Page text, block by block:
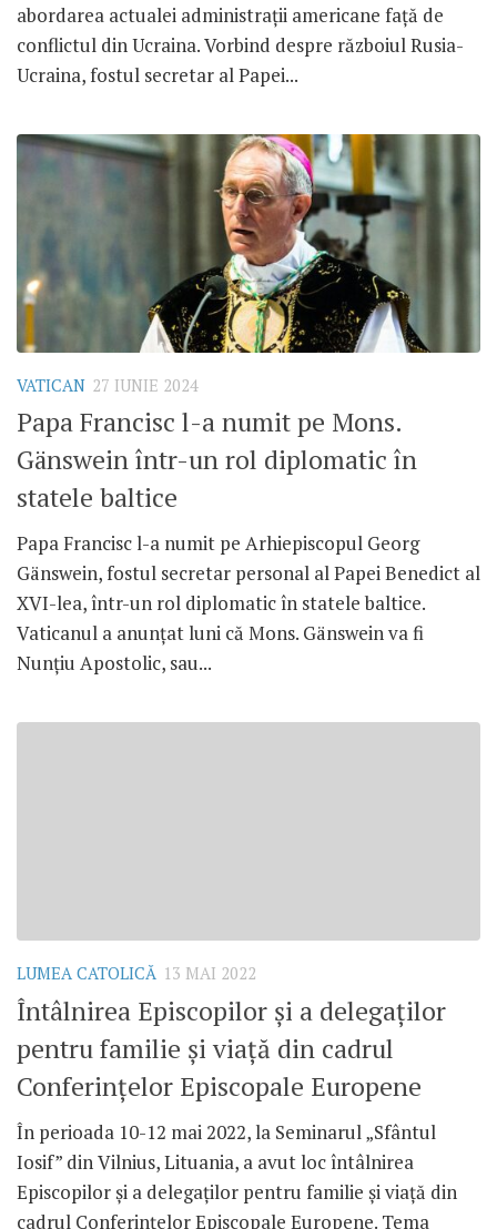
abordarea actualei administrații americane față de
conflictul din Ucraina. Vorbind despre războiul Rusia-
Ucraina, fostul secretar al Papei...
VATICAN 27 IUNIE 2024
Papa Francisc l-a numit pe Mons.
Gänswein într-un rol diplomatic în
statele baltice
Papa Francisc l-a numit pe Arhiepiscopul Georg
Gänswein, fostul secretar personal al Papei Benedict al
XVI-lea, într-un rol diplomatic în statele baltice.
Vaticanul a anunțat luni că Mons. Gänswein va fi
Nunțiu Apostolic, sau...
LUMEA CATOLICĂ 13 MAI 2022
Întâlnirea Episcopilor și a delegaților
pentru familie și viață din cadrul
Conferințelor Episcopale Europene
În perioada 10-12 mai 2022, la Seminarul „Sfântul
Iosif” din Vilnius, Lituania, a avut loc întâlnirea
Episcopilor și a delegaților pentru familie și viață din
cadrul Conferințelor Episcopale Europene. Tema